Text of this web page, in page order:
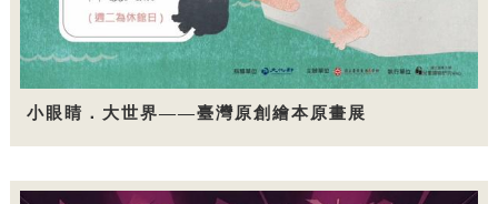
小眼睛．大世界——臺灣原創繪本原畫展